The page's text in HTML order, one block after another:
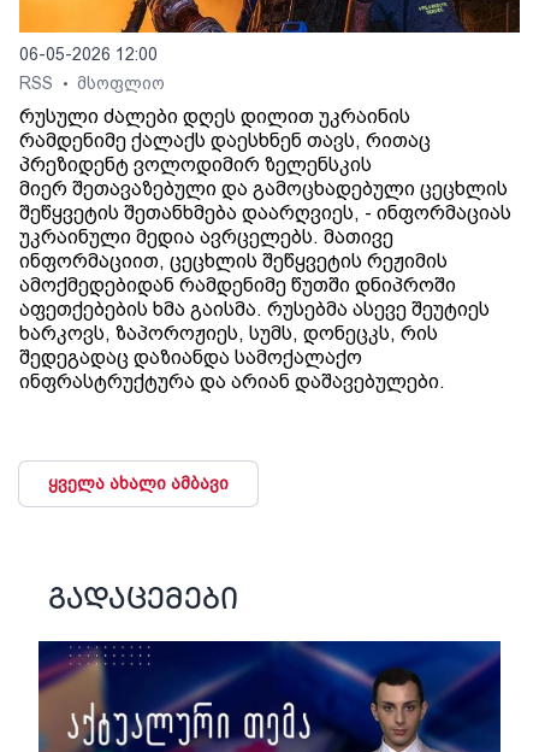
06-05-2026 12:00
RSS
• მსოფლიო
რუსული ძალები დღეს დილით უკრაინის
რამდენიმე ქალაქს დაესხნენ თავს, რითაც
პრეზიდენტ ვოლოდიმირ ზელენსკის
მიერ შეთავაზებული და გამოცხადებული ცეცხლის
შეწყვეტის შეთანხმება დაარღვიეს, - ინფორმაციას
უკრაინული მედია ავრცელებს. მათივე
ინფორმაციით, ცეცხლის შეწყვეტის რეჟიმის
ამოქმედებიდან რამდენიმე წუთში დნიპროში
აფეთქებების ხმა გაისმა. რუსებმა ასევე შეუტიეს
ხარკოვს, ზაპოროჟიეს, სუმს, დონეცკს, რის
შედეგადაც დაზიანდა სამოქალაქო
ინფრასტრუქტურა და არიან დაშავებულები.
ყველა ახალი ამბავი
გადაცემები